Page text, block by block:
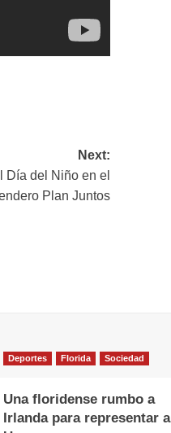
Next:
Día del Niño en el
Plan Juntos
Deportes Florida Sociedad
Una floridense rumbo a
Irlanda para representar a